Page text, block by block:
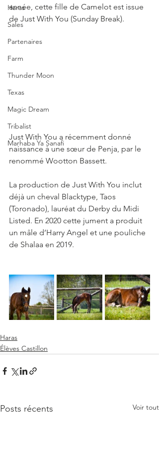
Haras
Sales
Partenaires
Farm
Thunder Moon
Texas
Magic Dream
Tribalist
Marhaba Ya Sanafi
année, cette fille de Camelot est issue
de Just With You (Sunday Break).
Just With You a récemment donné
naissance à une sœur de Penja, par le
renommé Wootton Bassett.
La production de Just With You inclut
déjà un cheval Blacktype, Taos
(Toronado), lauréat du Derby du Midi
Listed. En 2020 cette jument a produit
un mâle d’Harry Angel et une pouliche
de Shalaa en 2019.
Haras
Élèves Castillon
Posts récents Voir tout